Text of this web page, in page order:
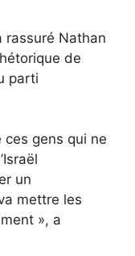
rassuré Nathan
de
parti
gens qui ne
un
mettre les
», a